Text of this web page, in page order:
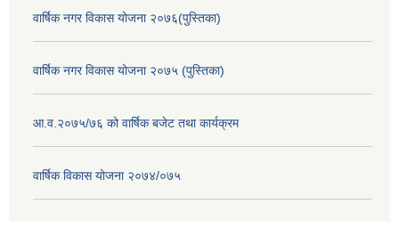
वार्षिक नगर विकास योजना २०७६(पुस्तिका)
वार्षिक नगर विकास योजना २०७५ (पुस्तिका)
आ.व.२०७५/७६ को वार्षिक बजेट तथा कार्यक्रम
वार्षिक विकास योजना २०७४/०७५